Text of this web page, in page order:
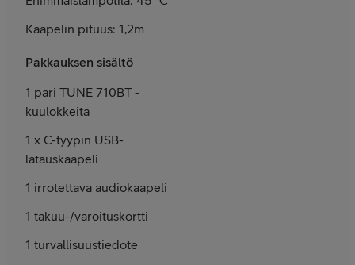
Kaapelin pituus: 1,2m
Pakkauksen sisältö
1 pari TUNE 710BT -
kuulokkeita
1 x C-tyypin USB-
latauskaapeli
1 irrotettava audiokaapeli
1 takuu-/varoituskortti
1 turvallisuustiedote